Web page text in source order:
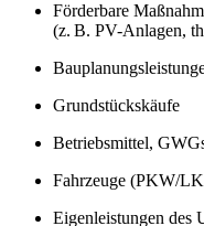
Förderbare
(z. B. PV-Anlagen,
Grundstückskäufe
Betriebsmittel,
Fahrzeuge (PKW/
Eigenleistungen des